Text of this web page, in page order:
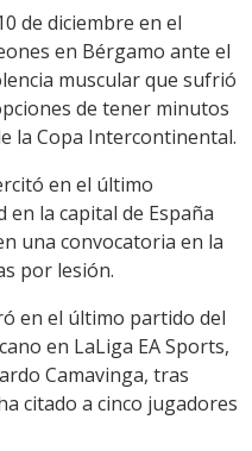
de diciembre en el
en Bérgamo ante el
muscular que sufrió
de tener minutos
la Copa Intercontinental.
en el último
la capital de España
una convocatoria en la
por lesión.
en el último partido del
en LaLiga EA Sports,
Camavinga, tras
citado a cinco jugadores